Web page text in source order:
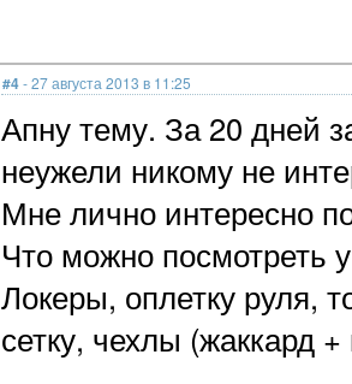
#4- 27 августа 2013 в 11:25
Апну тему. За 20 дней
неужели никому не
Мне лично интересно
Что можно посмотреть
Локеры, оплетку руля,
сетку, чехлы (жаккард